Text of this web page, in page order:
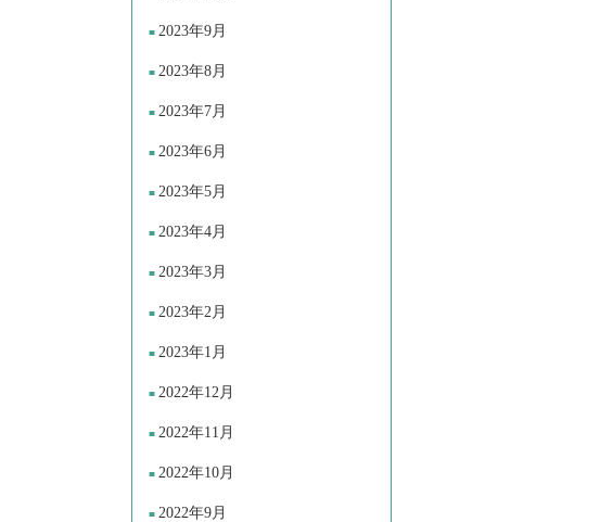
2023年9月
2023年8月
2023年7月
2023年6月
2023年5月
2023年4月
2023年3月
2023年2月
2023年1月
2022年12月
2022年11月
2022年10月
2022年9月